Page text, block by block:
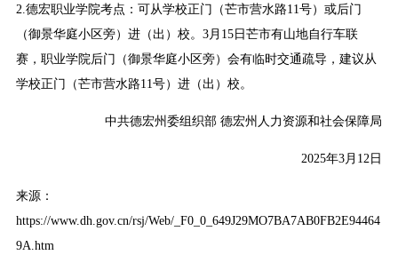
2.德宏职业学院考点：可从学校正门（芒市营水路11号）或后门
（御景华庭小区旁）进（出）校。3月15日芒市有山地自行车联
赛，职业学院后门（御景华庭小区旁）会有临时交通疏导，建议从
学校正门（芒市营水路11号）进（出）校。
中共德宏州委组织部 德宏州人力资源和社会保障局
2025年3月12日
来源：
https://www.dh.gov.cn/rsj/Web/_F0_0_649J29MO7BA7AB0FB2E94464
9A.htm